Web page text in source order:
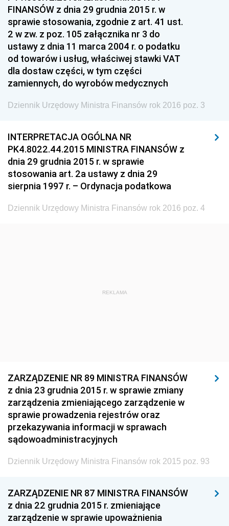
Dziennik Urzędowy Komisji Nadzoru Finansowego
Dziennik Urzędowy Ministerstwa Hutnictwa i
Przemysłu Maszynowego
Dziennik Urzędowy Ministerstwa Zdrowia i Opieki
Społecznej
Dziennik Urzędowy Ministerstwa Rolnictwa, Leśnictwa
Dziennik Urzędowy Ministra Spraw Wewnętrznych
Dziennik Urzędowy Ministra Transportu, Budownictwa
i Gospodarki Morskiej
Dziennik Urzędowy Ministra Administracji i Cyfryzacji
Dziennik Urzędowy Głównego Inspektora Ochrony
Środowiska
Dziennik Urzędowy Ministra Środowiska
Gospodarki Terenowej i Ochrony Środowiska
Dziennik Urzędowy Ministerstwa Administracji i
Gospodarki Przestrzennej
Dziennik Urzędowy Unii Europejskiej, L
Dziennik Urzędowy Ministerstwa Komunikacji
Dziennik Urzędowy Ministerstwa Przemysłu
Dziennik Urzędowy Ministerstwa Rolnictwa i
Gospodarki Żywnościowej
Dziennik Urzędowy Ministra Rodziny, Pracy i Polityki
FINANSÓW z dnia 29 grudnia 2015 r. w
sprawie stosowania, zgodnie z art. 41 ust.
2 w zw. z poz. 105 załącznika nr 3 do
ustawy z dnia 11 marca 2004 r. o podatku
od towarów i usług, właściwej stawki VAT
dla dostaw części, w tym części
zamiennych, do wyrobów medycznych
Dziennik Urzędowy Ministra Finansów rok 2016 poz. 3
INTERPRETACJA OGÓLNA NR
PK4.8022.44.2015 MINISTRA FINANSÓW z
dnia 29 grudnia 2015 r. w sprawie
stosowania art. 2a ustawy z dnia 29
sierpnia 1997 r. – Ordynacja podatkowa
Dziennik Urzędowy Ministra Finansów rok 2016 poz. 4
REKLAMA
ZARZĄDZENIE NR 89 MINISTRA FINANSÓW
z dnia 23 grudnia 2015 r. w sprawie zmiany
zarządzenia zmieniającego zarządzenie w
sprawie prowadzenia rejestrów oraz
przekazywania informacji w sprawach
sądowoadministracyjnych
Dziennik Urzędowy Ministra Finansów rok 2015 poz. 93
ZARZĄDZENIE NR 87 MINISTRA FINANSÓW
z dnia 22 grudnia 2015 r. zmieniające
zarządzenie w sprawie upoważnienia